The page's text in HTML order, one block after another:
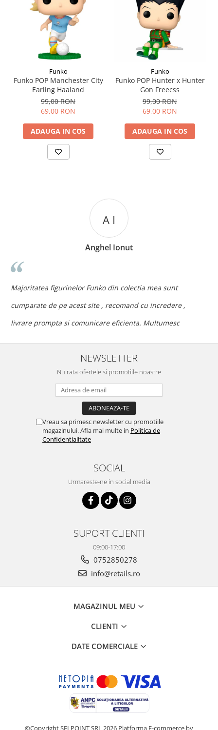
Funko
Funko POP Manchester City
Earling Haaland
99,00 RON
69,00 RON
ADAUGA IN COS
Funko
Funko POP Hunter x Hunter
Gon Freecss
99,00 RON
69,00 RON
ADAUGA IN COS
A I
Anghel Ionut
Majoritatea figurinelor Funko din colectia mea sunt
cumparate de pe acest site , recomand cu incredere ,
livrare prompta si comunicare eficienta. Multumesc
NEWSLETTER
Nu rata ofertele si promotiile noastre
Vreau sa primesc newsletter cu promotiile
magazinului. Afla mai multe in Politica de
Confidentialitate
SOCIAL
Urmareste-ne in social media
SUPORT CLIENTI
09:00-17:00
0752850278
info@retails.ro
MAGAZINUL MEU
CLIENTI
DATE COMERCIALE
©Copyright SELPOINT SRL 2026 Platforma E-commerce by